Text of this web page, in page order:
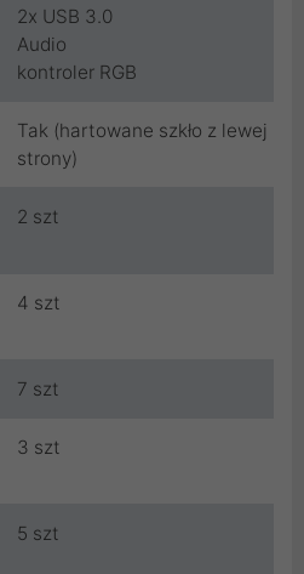
2x USB 3.0
Audio
kontroler RGB
Tak (hartowane szkło z lewej
strony)
2 szt
4 szt
7 szt
3 szt
5 szt